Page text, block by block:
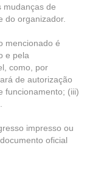
mudanças de
do organizador.
é
e pela
como, por
de autorização
funcionamento; (iii)
impresso ou
oficial